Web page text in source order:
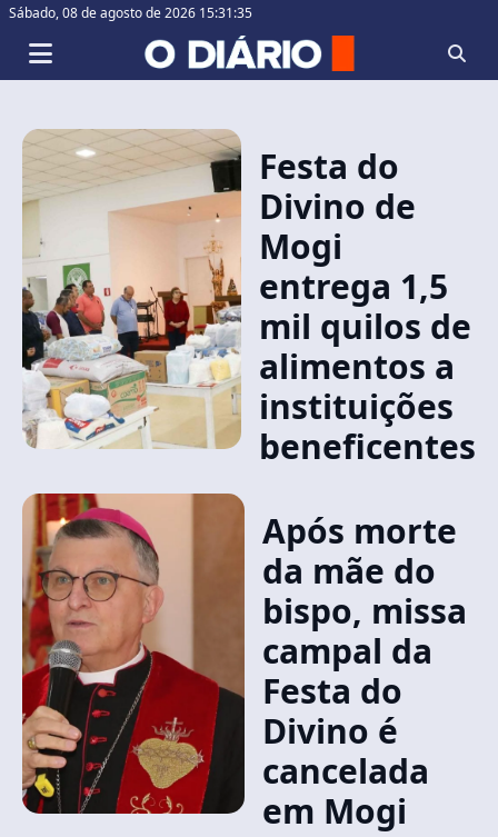
Sábado,08 de agosto de 2026 15:31:35
Festa do
Divino de
Mogi
entrega 1,5
mil quilos de
alimentos a
instituições
beneficentes
Após morte
da mãe do
bispo, missa
campal da
Festa do
Divino é
cancelada
em Mogi